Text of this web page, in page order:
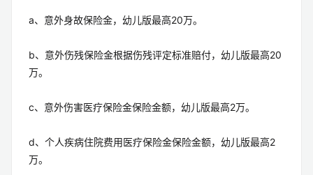
a、意外身故保险金，幼儿版最高20万。
b、意外伤残保险金根据伤残评定标准赔付，幼儿版最高20
万。
c、意外伤害医疗保险金保险金额，幼儿版最高2万。
d、个人疾病住院费用医疗保险金保险金额，幼儿版最高2
万。